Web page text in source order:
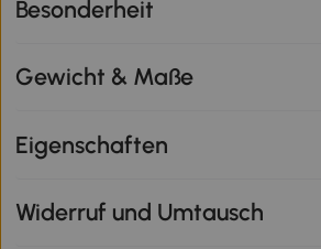
Besonderheit
Gewicht & Maße
Eigenschaften
Widerruf und Umtausch